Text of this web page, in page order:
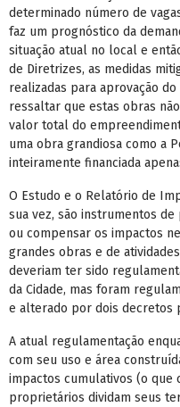
determinado número de
faz um prognóstico da
situação atual no local e
de Diretrizes, as medidas
realizadas para aprovação
ressaltar que estas obras
valor total do
uma obra grandiosa como a
inteiramente financiada
O Estudo e o Relatório de
sua vez, são instrumentos
ou compensar os impactos
grandes obras e de
deveriam ter sido
da Cidade, mas foram
e alterado por dois decretos
A atual regulamentação
com seu uso e área
impactos cumulativos (o que
proprietários dividam seus